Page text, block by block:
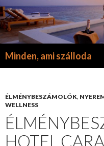
Minden, ami szálloda
ÉLMÉNYBESZÁMOLÓK,
WELLNESS
HOTEL